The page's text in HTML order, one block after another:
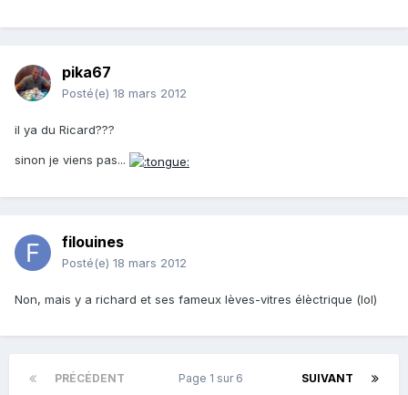
pika67
Posté(e) 18 mars 2012
il ya du Ricard???
sinon je viens pas...
filouines
Posté(e) 18 mars 2012
Non, mais y a richard et ses fameux lèves-vitres élèctrique (lol)
PRÉCÉDENT SUIVANT
Page 1 sur 6